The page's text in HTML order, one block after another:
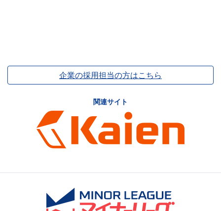
企業の採用担当の方はこちら
関連サイト